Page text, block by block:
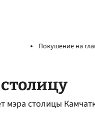
Покушение на
мэра столицы